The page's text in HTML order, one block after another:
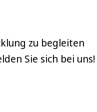
zu begleiten
Sie sich bei uns!